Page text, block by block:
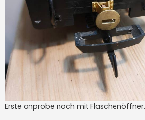
Erste anprobe noch mit Flaschenöffner.